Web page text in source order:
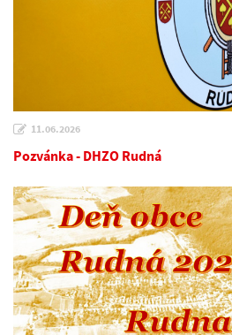
11.06.2026
Pozvánka - DHZO Rudná